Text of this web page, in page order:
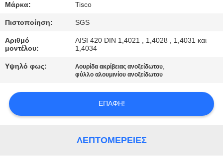
ΜΑΣ
ΕΛΆΤΕ
ΣΕ
ΕΠΑΦΉ
ΖΗΤΉΣΤΕ
ΑΠΌΣΠΑΣΜΑ
Μάρκα: Tisco
Πιστοποίηση: SGS
Αριθμό
μοντέλου:
AISI 420 DIN 1,4021 , 1,4028 , 1,4031 και
1,4034
Υψηλό φως: Λουρίδα ακρίβειας ανοξείδωτου,
φύλλο αλουμινίου ανοξείδωτου
ΕΠΑΦΉ!
ΛΕΠΤΟΜΈΡΕΙΕΣ